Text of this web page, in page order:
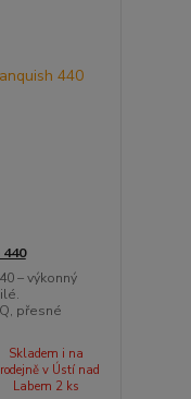
– výkonný
přesné
Skladem i na
v Ústí nad
Labem 2 ks